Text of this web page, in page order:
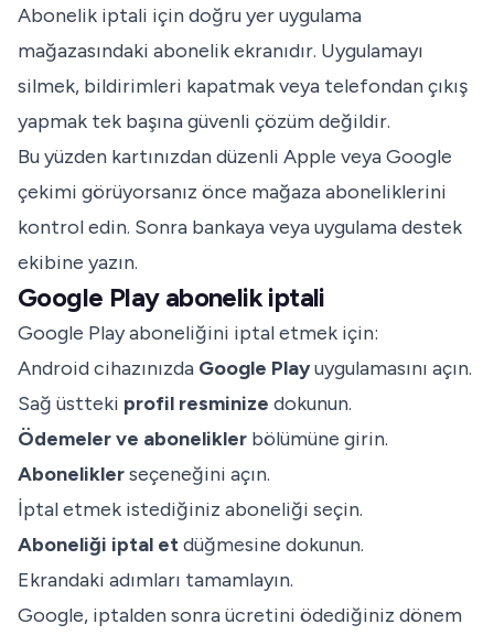
Abonelik iptali için doğru yer uygulama
mağazasındaki abonelik ekranıdır. Uygulamayı
silmek, bildirimleri kapatmak veya telefondan çıkış
yapmak tek başına güvenli çözüm değildir.
Bu yüzden kartınızdan düzenli Apple veya Google
çekimi görüyorsanız önce mağaza aboneliklerini
kontrol edin. Sonra bankaya veya uygulama destek
ekibine yazın.
Google Play abonelik iptali
Google Play aboneliğini iptal etmek için:
Android cihazınızda Google Playuygulamasını açın.
Sağ üstteki profil resminize dokunun.
Ödemeler ve abonelikler bölümüne girin.
Aboneliklerseçeneğini açın.
İptal etmek istediğiniz aboneliği seçin.
Aboneliği iptal etdüğmesine dokunun.
Ekrandaki adımları tamamlayın.
Google, iptalden sonra ücretini ödediğiniz dönem